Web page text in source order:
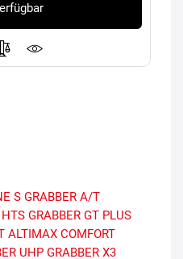
S GRABBER A/T
HTS GRABBER GT PLUS
ALTIMAX COMFORT
UHP GRABBER X3